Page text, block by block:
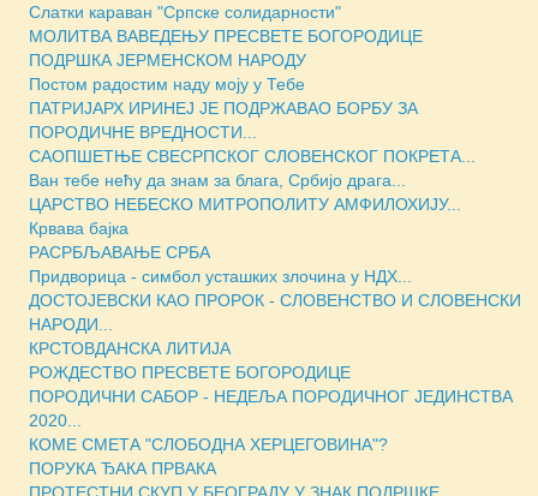
Слатки караван "Српске солидарности"
МОЛИТВА ВАВЕДЕЊУ ПРЕСВЕТЕ БОГОРОДИЦЕ
ПОДРШКА ЈЕРМЕНСКОМ НАРОДУ
Постом радостим наду моју у Тебе
ПАТРИЈАРХ ИРИНЕЈ ЈЕ ПОДРЖАВАО БОРБУ ЗА
ПОРОДИЧНЕ ВРЕДНОСТИ...
САОПШЕТЊЕ СВЕСРПСКОГ СЛОВЕНСКОГ ПОКРЕТА...
Ван тебе нећу да знам за блага, Србијо драга...
ЦАРСТВО НЕБЕСКО МИТРОПОЛИТУ АМФИЛОХИЈУ...
Крвава бајка
РАСРБЉАВАЊЕ СРБА
Придворица - симбол усташких злочина у НДХ...
ДОСТОЈЕВСКИ КАО ПРОРОК - СЛОВЕНСТВО И СЛОВЕНСКИ
НАРОДИ...
КРСТОВДАНСКА ЛИТИЈА
РОЖДЕСТВО ПРЕСВЕТЕ БОГОРОДИЦЕ
ПОРОДИЧНИ САБОР - НЕДЕЉА ПОРОДИЧНОГ ЈЕДИНСТВА
2020...
КОМЕ СМЕТА "СЛОБОДНА ХЕРЦЕГОВИНА"?
ПОРУКА ЂАКА ПРВАКА